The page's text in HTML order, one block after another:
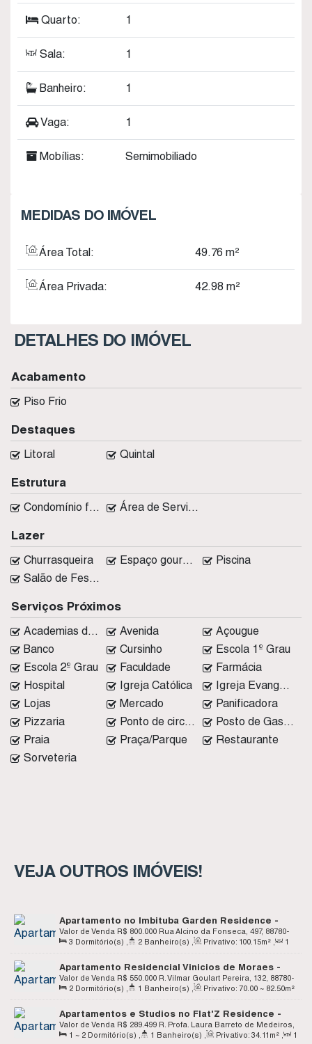
Quarto: 1
Sala: 1
Banheiro: 1
Vaga: 1
Mobílias: Semimobiliado
MEDIDAS DO IMÓVEL
Área Total: 49.76 m²
Área Privada: 42.98 m²
DETALHES DO IMÓVEL
Serviços Próximos
Academias de ginástica Avenida
Açougue
Banco
Cursinho
Escola 1º Grau
Escola 2º Grau
Faculdade
Farmácia
Hospital
Igreja Católica
Igreja Evangélica
Lojas
Mercado
Panificadora
Pizzaria
Ponto de circular
Posto de Gasolina
Praia
Praça/Parque
Restaurante
Sorveteria
Lazer
Churrasqueira Espaço gourmet
Piscina
Salão de Festas
Estrutura
Condomínio fechado Área de Serviço
Destaques
Litoral Quintal
Acabamento
Piso Frio
VEJA OUTROS IMÓVEIS!
Apartamento no Imbituba Garden Residence -
Centro - Imbituba SC
R$ 800.000
Valor de Venda
Rua Alcino da Fonseca, 497, 88780-
000, Centro, Imbituba, Santa Catarina, Brasil
3 Dormitório(s) 2 Banheiro(s) Privativo: 100 .15m²
1
Apartamento Residencial Vinicios de Moraes -
Paes Leme - Imbituba SC
R$ 550.000
Valor de Venda
R. Vilmar Goulart Pereira, 132, 88780-
000, Paes Leme, Imbituba, Santa Catarina, Brasil
2 Dormitório(s) 1 Banheiro(s) Privativo: 70 .00 ~ 82 .50m²
Apartamentos e Studios no Flat'Z Residence -
Paes Leme - Imbituba Sc
R$ 289.499
Valor de Venda
R. Profa. Laura Barreto de Medeiros,
285, 88780-000, Paes Leme, Imbituba, Santa Catarina, Brasil
1 ~ 2 Dormitório(s) 1 Banheiro(s) Privativo: 34 .11 m²
1